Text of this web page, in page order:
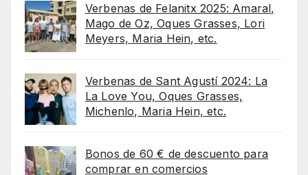
Verbenas de Felanitx 2025: Amaral,
Mago de Oz, Oques Grasses, Lori
Meyers, Maria Hein, etc.
Verbenas de Sant Agustí 2024: La
La Love You, Oques Grasses,
Michenlo, Maria Hein, etc.
Bonos de 60 € de descuento para
comprar en comercios